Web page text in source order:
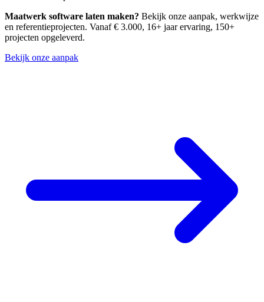
plugins tot het strikt noodzakelijke en overweeg maatwerk voor
bedrijfskritieke functionaliteit. Scan regelmatig op kwetsbaarheden
via tools als WPScan of Wordfence.
Maatwerk software laten maken? Bekijk onze aanpak, werkwijze
en referentieprojecten. Vanaf € 3.000, 16+ jaar ervaring, 150+
projecten opgeleverd.
Bekijk onze aanpak